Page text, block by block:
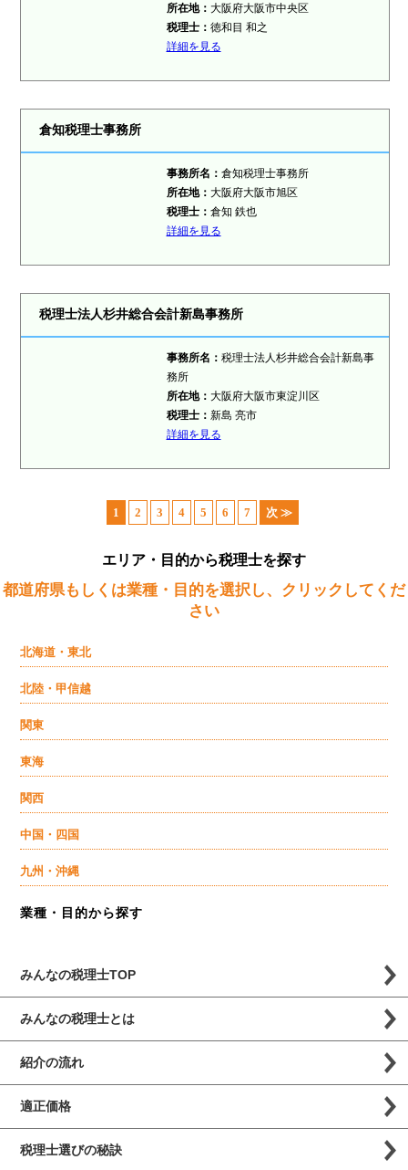
所在地： 大阪府大阪市中央区
税理士： 徳和目 和之
詳細を見る
倉知税理士事務所
事務所名： 倉知税理士事務所
所在地： 大阪府大阪市旭区
税理士： 倉知 鉄也
詳細を見る
税理士法人杉井総合会計新島事務所
事務所名： 税理士法人杉井総合会計新島事
務所
所在地： 大阪府大阪市東淀川区
税理士： 新島 亮市
詳細を見る
1 2 3 4 5 6 7 次 ≫
エリア・目的から税理士を探す
都道府県もしくは業種・目的を選択し、クリックしてくだ
さい
北海道・東北
北陸・甲信越
関東
東海
関西
中国・四国
九州・沖縄
業種・目的から探す
みんなの税理士TOP
みんなの税理士とは
紹介の流れ
適正価格
税理士選びの秘訣